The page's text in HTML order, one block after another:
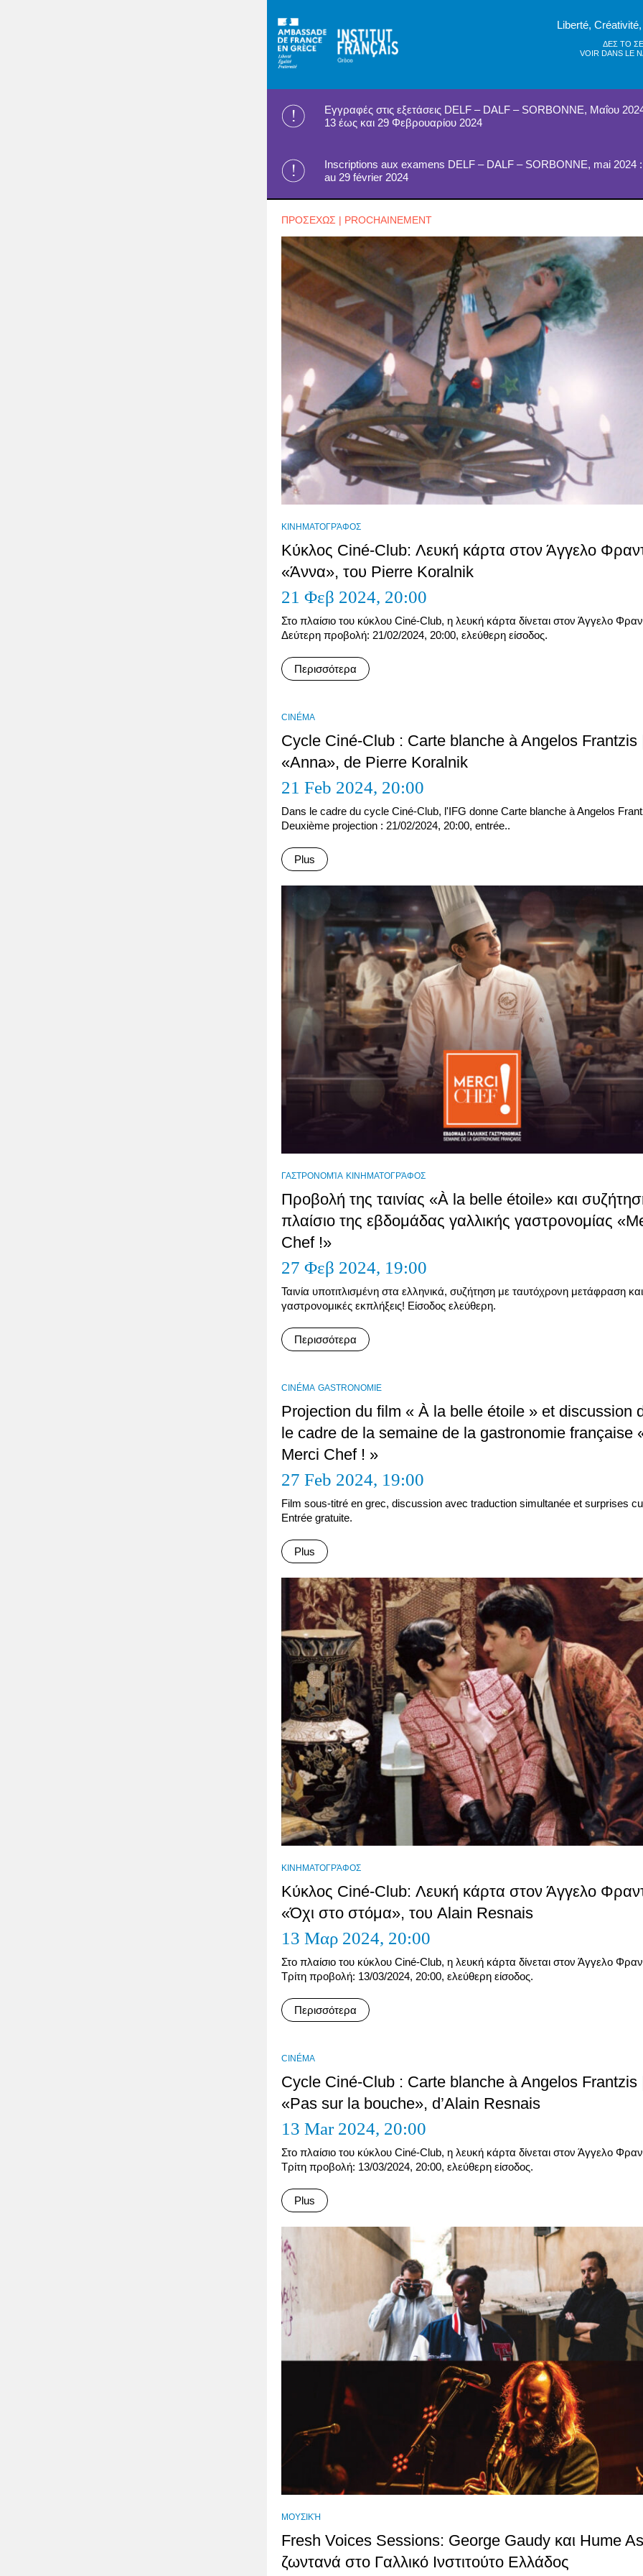
Liberté,
ΔΕΣ ΤΟ ΣΕ
VOIR DANS LE
Εγγραφές στις εξετάσεις DELF – DALF – SORBONNE, Μαΐου
13 έως και 29 Φεβρουαρίου 2024
Inscriptions aux examens DELF – DALF – SORBONNE, mai 2024
au 29 février 2024
ΠΡΟΣΕΧΩΣ | PROCHAINEMENT
ΚΙΝΗΜΑΤΟΓΡΆΦΟΣ
Κύκλος Ciné-Club: Λευκή κάρτα στον Άγγελο
«Άννα», του Pierre Koralnik
21 Φεβ 2024, 20:00
Στο πλαίσιο του κύκλου Ciné-Club, η λευκή κάρτα δίνεται στον Άγγελο
Δεύτερη προβολή: 21/02/2024, 20:00, ελεύθερη είσοδος.
Περισσότερα
CINÉMA
Cycle Ciné-Club : Carte blanche à Angelos Frantzis
«Anna», de Pierre Koralnik
21 Feb 2024, 20:00
Dans le cadre du cycle Ciné-Club, l'IFG donne Carte blanche à Angelos
Deuxième projection : 21/02/2024, 20:00, entrée..
Plus
ΓΑΣΤΡΟΝΟΜΊΑ ΚΙΝΗΜΑΤΟΓΡΆΦΟΣ
Προβολή της ταινίας «À la belle étoile» και
πλαίσιο της εβδομάδας γαλλικής γαστρονομίας
Chef !»
27 Φεβ 2024, 19:00
Ταινία υποτιτλισμένη στα ελληνικά, συζήτηση με ταυτόχρονη μετάφραση και
γαστρονομικές εκπλήξεις! Είσοδος ελεύθερη.
Περισσότερα
CINÉMA GASTRONOMIE
Projection du film « À la belle étoile » et discussion
le cadre de la semaine de la gastronomie française
Merci Chef ! »
27 Feb 2024, 19:00
Film sous-titré en grec, discussion avec traduction simultanée et surprises
Entrée gratuite.
Plus
ΚΙΝΗΜΑΤΟΓΡΆΦΟΣ
Κύκλος Ciné-Club: Λευκή κάρτα στον Άγγελο
«Όχι στο στόμα», του Alain Resnais
13 Μαρ 2024, 20:00
Στο πλαίσιο του κύκλου Ciné-Club, η λευκή κάρτα δίνεται στον Άγγελο
Τρίτη προβολή: 13/03/2024, 20:00, ελεύθερη είσοδος.
Περισσότερα
CINÉMA
Cycle Ciné-Club : Carte blanche à Angelos Frantzis
«Pas sur la bouche», d’Alain Resnais
13 Mar 2024, 20:00
Στο πλαίσιο του κύκλου Ciné-Club, η λευκή κάρτα δίνεται στον Άγγελο
Τρίτη προβολή: 13/03/2024, 20:00, ελεύθερη είσοδος.
Plus
ΜΟΥΣΙΚΉ
Fresh Voices Sessions: George Gaudy και Hume
ζωντανά στο Γαλλικό Ινστιτούτο Ελλάδος